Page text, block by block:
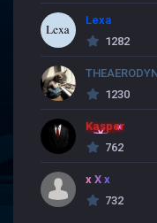
Lexa
1282
1230
Kasper
762
x X x
732